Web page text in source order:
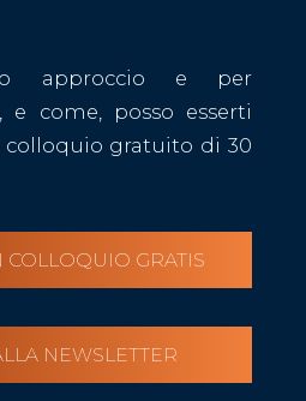
approccio e per
e come, posso esserti
gratuito di 30
COLLOQUIO GRATIS
NEWSLETTER